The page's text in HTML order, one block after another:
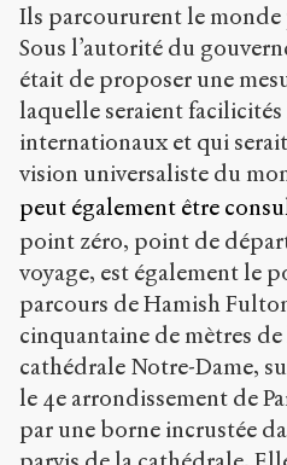
Ils parcoururent le monde
Sous l’autorité du
était de proposer une
laquelle seraient facilicités
internationaux et qui
vision universaliste du
peut également être
point zéro, point de
voyage, est également le
parcours de Hamish
cinquantaine de mètres de
cathédrale Notre-Dame,
le 4e arrondissement de
par une borne incrustée